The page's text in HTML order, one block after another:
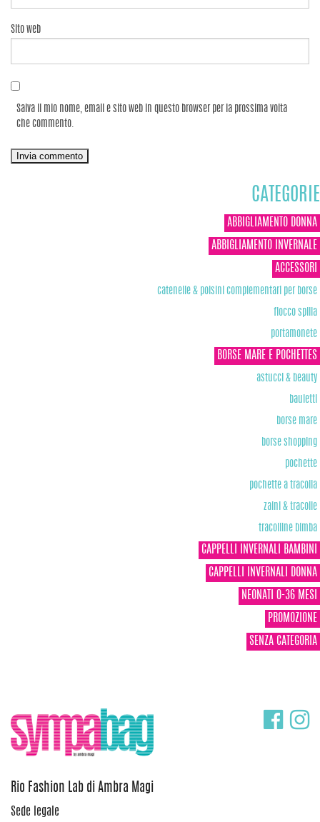
Sito web
Salva il mio nome, email e sito web in questo browser per la prossima volta
che commento.
CATEGORIE
ABBIGLIAMENTO DONNA
ABBIGLIAMENTO INVERNALE
ACCESSORI
catenelle & polsini complementari per borse
fiocco spilla
portamonete
BORSE MARE E POCHETTES
astucci & beauty
bauletti
borse mare
borse shopping
pochette
pochette a tracolla
zaini & tracolle
tracolline bimba
CAPPELLI INVERNALI BAMBINI
CAPPELLI INVERNALI DONNA
NEONATI 0-36 MESI
PROMOZIONE
SENZA CATEGORIA
Rio Fashion Lab di Ambra Magi
Sede legale